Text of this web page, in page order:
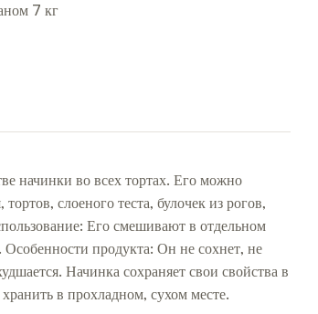
7 кг
начинки во всех тортах. Его можно
слоеного теста, булочек из рогов,
Его смешивают в отдельном
продукта: Он не сохнет, не
Начинка сохраняет свои свойства в
в прохладном, сухом месте.